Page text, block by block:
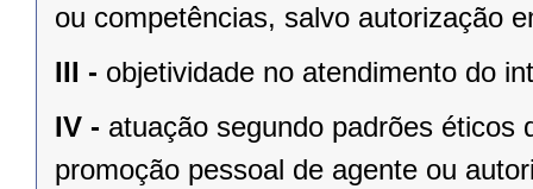
ou competências, salvo autorização
III - objetividade no atendimento do
IV - atuação segundo padrões éticos
promoção pessoal de agente ou